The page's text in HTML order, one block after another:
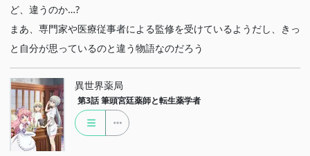
ど、違うのか…?
まあ、専門家や医療従事者による監修を受けているようだし、きっ
と自分が思っているのと違う物語なのだろう
異世界薬局
第3話 筆頭宮廷薬師と転生薬学者